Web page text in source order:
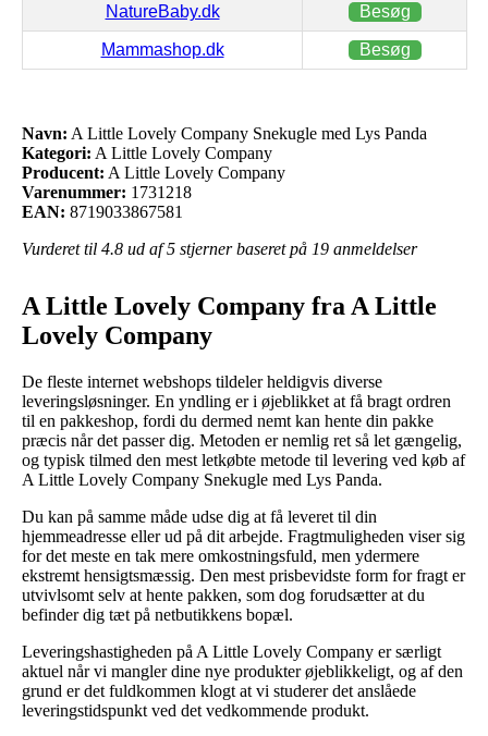
NatureBaby.dk Besøg
Mammashop.dk Besøg
Navn: A Little Lovely Company Snekugle med Lys Panda
Kategori: A Little Lovely Company
Producent: A Little Lovely Company
Varenummer: 1731218
EAN: 8719033867581
Vurderet til 4.8 ud af 5 stjerner baseret på 19 anmeldelser
A Little Lovely Company fra A Little
Lovely Company
De fleste internet webshops tildeler heldigvis diverse
leveringsløsninger. En yndling er i øjeblikket at få bragt ordren
til en pakkeshop, fordi du dermed nemt kan hente din pakke
præcis når det passer dig. Metoden er nemlig ret så let gængelig,
og typisk tilmed den mest letkøbte metode til levering ved køb af
A Little Lovely Company Snekugle med Lys Panda.
Du kan på samme måde udse dig at få leveret til din
hjemmeadresse eller ud på dit arbejde. Fragtmuligheden viser sig
for det meste en tak mere omkostningsfuld, men ydermere
ekstremt hensigtsmæssig. Den mest prisbevidste form for fragt er
utvivlsomt selv at hente pakken, som dog forudsætter at du
befinder dig tæt på netbutikkens bopæl.
Leveringshastigheden på A Little Lovely Company er særligt
aktuel når vi mangler dine nye produkter øjeblikkeligt, og af den
grund er det fuldkommen klogt at vi studerer det anslåede
leveringstidspunkt ved det vedkommende produkt.